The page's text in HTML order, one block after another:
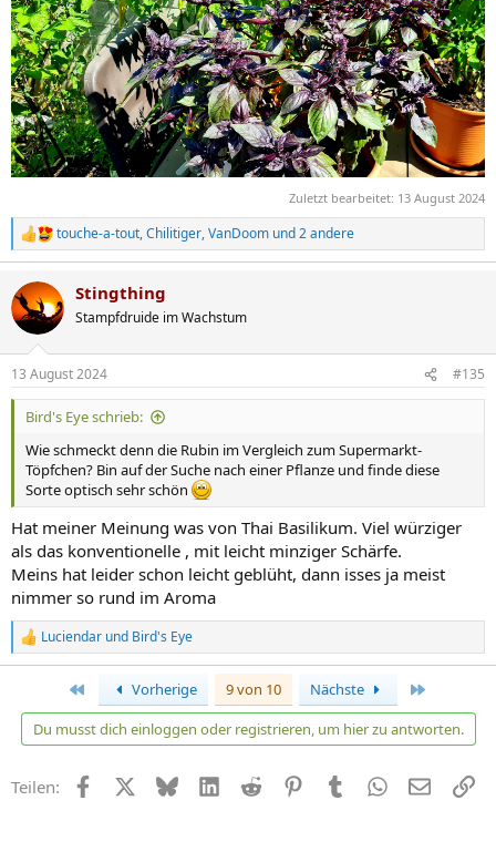
Zuletzt bearbeitet: 13 August 2024
R
e
k
t
i
n
e
n
touche-a-tout,Chilitiger,VanDoom und 2 andere
Stingthing
Stampfdruide im Wachstum
13 August 2024 #135
Bird's Eye schrieb:
Wie schmeckt denn die Rubin im Vergleich zum Supermarkt-
Töpfchen? Bin auf der Suche nach einer Pflanze und finde diese
Sorte optisch sehr schön
Hat meiner Meinung was von Thai Basilikum. Viel würziger
als das konventionelle , mit leicht minziger Schärfe.
Meins hat leider schon leicht geblüht, dann isses ja meist
nimmer so rund im Aroma
R
e
t
o
e
Luciendar und Bird's Eye
Erste Vorherige 9 von 10 Nächste
Du musst dich einloggen oder registrieren, um hier zu antworten.
Teilen: Facebook BlueskyLinkedIn
Reddit PinterestTumblr WhatsApp
E-Mail